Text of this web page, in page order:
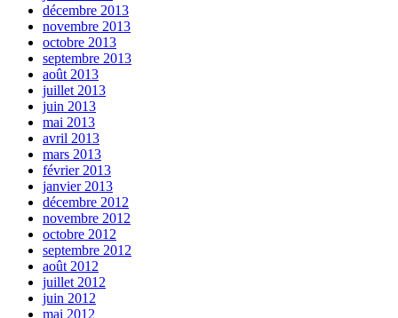
décembre 2013
novembre 2013
octobre 2013
septembre 2013
août 2013
juillet 2013
juin 2013
mai 2013
avril 2013
mars 2013
février 2013
janvier 2013
décembre 2012
novembre 2012
octobre 2012
septembre 2012
août 2012
juillet 2012
juin 2012
mai 2012